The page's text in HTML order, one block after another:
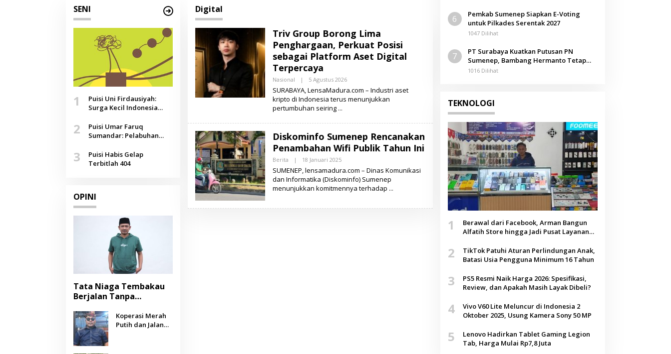
SENI
1
Puisi Uni Firdausiyah:
Surga Kecil Indonesia
Doa yang Jauh, Narasi
Agustus
2
Puisi Umar Faruq
Sumandar: Pelabuhan
Selendang Benang Merah
Lombang
3
Puisi Habis Gelap
Terbitlah 404
OPINI
Tata Niaga Tembakau
Berjalan Tanpa
Negara Berpihak
kepada Petani?
Koperasi Merah
Putih dan Jalan
Digital
Triv Group Borong Lima
Penghargaan, Perkuat Posisi
sebagai Platform Aset Digital
Terpercaya
Nasional | 5 Agustus 2026O
E
H
A
M
A
R
A
SURABAYA, LensaMadura.com – Industri aset
kripto di Indonesia terus menunjukkan
pertumbuhan seiring
Diskominfo Sumenep Rencanakan
Penambahan Wifi Publik Tahun Ini
Berita | 18 Januari 2025O
E
H
L
S
SUMENEP, lensamadura.com – Dinas Komunikasi
dan Informatika (Diskominfo) Sumenep
menunjukkan komitmennya terhadap
6
Pemkab Sumenep Siapkan E-Voting
untuk Pilkades Serentak 2027
1047 Dilihat
7
PT Surabaya Kuatkan Putusan PN
Sumenep, Bambang Hermanto Tetap
Dinyatakan Pemilik Sah Tanah di
1016 Dilihat
TEKNOLOGI
1
Berawal dari Facebook, Arman Bangun
Alfatih Store hingga Jadi Pusat Layanan
2
TikTok Patuhi Aturan Perlindungan Anak,
Batasi Usia Pengguna Minimum 16 Tahun
3
PS5 Resmi Naik Harga 2026: Spesifikasi,
Review, dan Apakah Masih Layak Dibeli?
4
Vivo V60 Lite Meluncur di Indonesia 2
Oktober 2025, Usung Kamera Sony 50 MP
5
Lenovo Hadirkan Tablet Gaming Legion
Tab, Harga Mulai Rp7,8 Juta